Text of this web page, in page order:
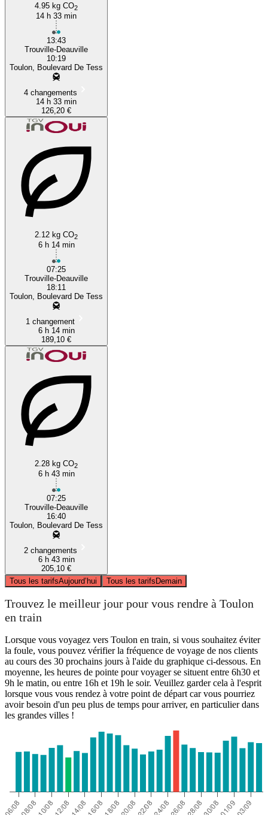
4.95 kg CO2
14 h 33 min
13:43
Trouville-Deauville
10:19
Toulon, Boulevard De Tess
4 changements
14 h 33 min
126,20 €
2.12 kg CO2
6 h 14 min
07:25
Trouville-Deauville
18:11
Toulon, Boulevard De Tess
1 changement
6 h 14 min
189,10 €
2.28 kg CO2
6 h 43 min
07:25
Trouville-Deauville
16:40
Toulon, Boulevard De Tess
2 changements
6 h 43 min
205,10 €
Tous les tarifsAujourd’hui Tous les tarifsDemain
Trouvez le meilleur jour pour vous rendre à Toulon
en train
Lorsque vous voyagez vers Toulon en train, si vous souhaitez éviter
la foule, vous pouvez vérifier la fréquence de voyage de nos clients
au cours des 30 prochains jours à l'aide du graphique ci-dessous. En
moyenne, les heures de pointe pour voyager se situent entre 6h30 et
9h le matin, ou entre 16h et 19h le soir. Veuillez garder cela à l'esprit
lorsque vous vous rendez à votre point de départ car vous pourriez
avoir besoin d'un peu plus de temps pour arriver, en particulier dans
les grandes villes !